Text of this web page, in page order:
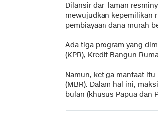
Dilansir dari laman
mewujudkan kepemilikan
pembiayaan dana murah
Ada tiga program yang
(KPR), Kredit Bangun
Namun, ketiga manfaat
(MBR). Dalam hal ini,
bulan (khusus Papua dan